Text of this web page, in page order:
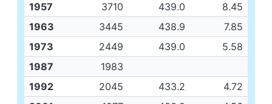
1957
3710 439.0
8.45
1963
3445 438.9
7.85
1973
2449 439.0
5.58
1987
1983
1992
2045 433.2
4.72